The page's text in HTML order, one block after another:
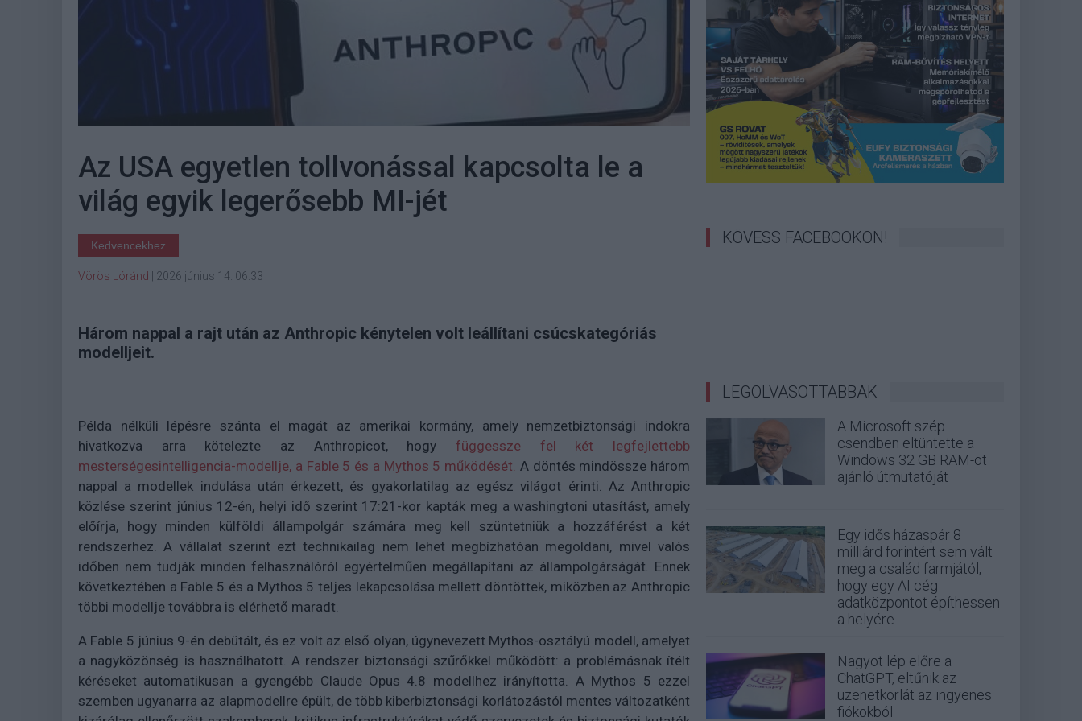
Az USA egyetlen tollvonással kapcsolta le a
világ egyik legerősebb MI-jét
Kedvencekhez
Vörös Lóránd 2026 június 14. 06:33
Három nappal a rajt után az Anthropic kénytelen volt leállítani csúcskategóriás
modelljeit.
Példa nélküli lépésre szánta el magát az amerikai kormány, amely nemzetbiztonsági indokra
hivatkozva arra kötelezte az Anthropicot, hogy függessze fel két legfejlettebb
mesterségesintelligencia-modellje, a Fable 5 és a Mythos 5 működését. A döntés mindössze három
nappal a modellek indulása után érkezett, és gyakorlatilag az egész világot érinti. Az Anthropic
közlése szerint június 12-én, helyi idő szerint 17:21-kor kapták meg a washingtoni utasítást, amely
előírja, hogy minden külföldi állampolgár számára meg kell szüntetniük a hozzáférést a két
rendszerhez. A vállalat szerint ezt technikailag nem lehet megbízhatóan megoldani, mivel valós
időben nem tudják minden felhasználóról egyértelműen megállapítani az állampolgárságát. Ennek
következtében a Fable 5 és a Mythos 5 teljes lekapcsolása mellett döntöttek, miközben az Anthropic
többi modellje továbbra is elérhető maradt.
A Fable 5 június 9-én debütált, és ez volt az első olyan, úgynevezett Mythos-osztályú modell, amelyet
a nagyközönség is használhatott. A rendszer biztonsági szűrőkkel működött: a problémásnak ítélt
kéréseket automatikusan a gyengébb Claude Opus 4.8 modellhez irányította. A Mythos 5 ezzel
szemben ugyanarra az alapmodellre épült, de több kiberbiztonsági korlátozástól mentes változatként
KÖVESS FACEBOOKON!
LEGOLVASOTTABBAK
A Microsoft szép
csendben eltüntette a
Windows 32 GB RAM-ot
ajánló útmutatóját
Egy idős házaspár 8
milliárd forintért sem vált
meg a család farmjától,
hogy egy AI cég
adatközpontot építhessen
a helyére
Nagyot lép előre a
ChatGPT, eltűnik az
üzenetkorlát az ingyenes
fiókokból